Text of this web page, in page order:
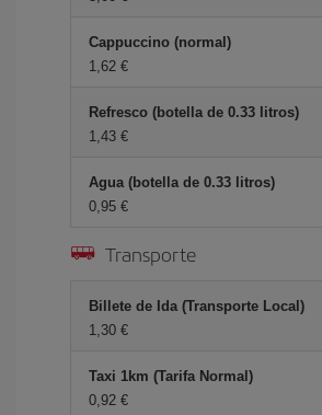
Cappuccino (normal)
1,62 €
Refresco (botella de 0.33 litros)
1,43 €
Agua (botella de 0.33 litros)
0,95 €
Transporte
Billete de Ida (Transporte Local)
1,30 €
Taxi 1km (Tarifa Normal)
0,92 €